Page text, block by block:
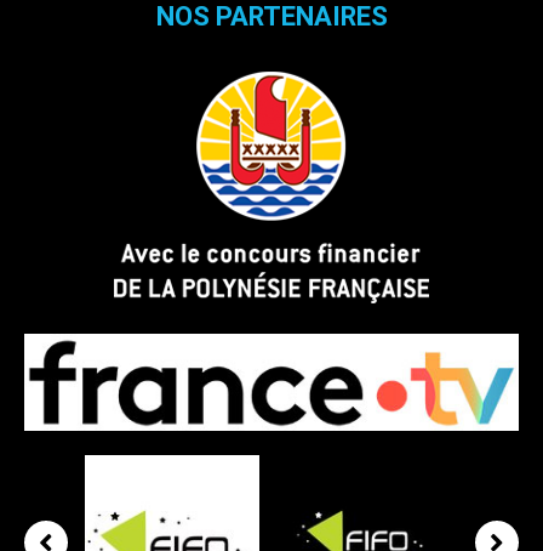
NOS PARTENAIRES